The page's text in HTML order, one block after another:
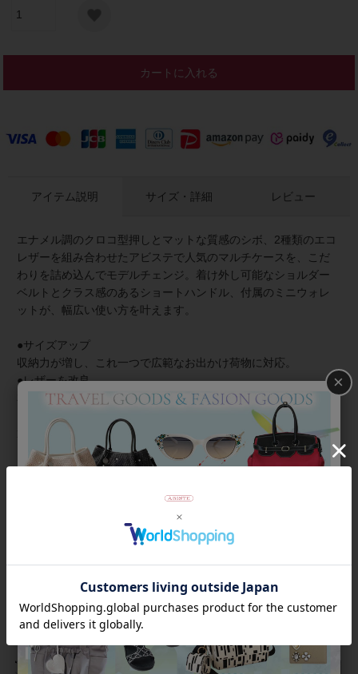
カートに入れる
アイテム説明
エナメル調のクロコ型押しとマットな質感のシボ、2種類のエコ
レザーを組み合わせたアビステで人気のマルチケースを、こだ
わりを詰め込んでモデルチェンジ。着け外し可能なショルダー
ベルトとクラス感のあるショートハンドル、付属のミニウォレ
ットが、幅広い使い方を叶えます。
●サイズアップ
収納力が増し、これ一つで広範なお出かけ荷物に対応。
●レザーを改良
本革に近い質感の薄手で上質なエコレザーを使い、軽量化。
透明感アップ＆より強い煌めきに。
●本体と同素材のハンドル
トレンド感のある横長シェイプのハンドバッグに。
内側のポケットが増え、使い勝手が向上。
サイズ・詳細 レビュー
商品番号 8250008
返品について
×